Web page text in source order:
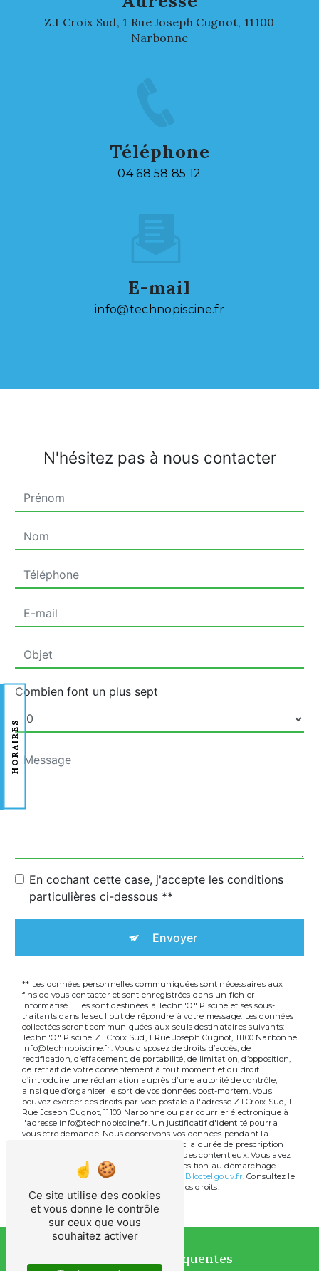
HORAIRES
Z.I Croix Sud, 1 Rue Joseph Cugnot, 11100
Narbonne
Téléphone
04 68 58 85 12
E-mail
info@technopiscine.fr
N'hésitez pas à nous contacter
Combien font un plus sept
En cochant cette case, j'accepte les conditions
particulières ci-dessous **
Envoyer
** Les données personnelles communiquées sont nécessaires aux
fins de vous contacter et sont enregistrées dans un fichier
informatisé. Elles sont destinées à Techn"O" Piscine et ses sous-
traitants dans le seul but de répondre à votre message. Les données
collectées seront communiquées aux seuls destinataires suivants:
Techn"O" Piscine Z.I Croix Sud, 1 Rue Joseph Cugnot, 11100 Narbonne
info@technopiscine.fr. Vous disposez de droits d’accès, de
rectification, d’effacement, de portabilité, de limitation, d’opposition,
de retrait de votre consentement à tout moment et du droit
d’introduire une réclamation auprès d’une autorité de contrôle,
ainsi que d’organiser le sort de vos données post-mortem. Vous
pouvez exercer ces droits par voie postale à l'adresse Z.I Croix Sud, 1
Rue Joseph Cugnot, 11100 Narbonne ou par courrier électronique à
l'adresse info@technopiscine.fr. Un justificatif d'identité pourra
vous être demandé. Nous conservons vos données pendant la
période de prise de contact puis pendant la durée de prescription
légale aux fins probatoires et de gestion des contentieux. Vous avez
le droit de vous inscrire sur la liste d'opposition au démarchage
téléphonique, disponible à cette adresse: Bloctel.gouv.fr. Consultez le
site cnil.fr pour plus d’informations sur vos droits.
Recherches fréquentes
Ce site utilise des cookies
et vous donne le contrôle
sur ceux que vous
souhaitez activer